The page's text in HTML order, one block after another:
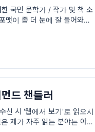
국민 문학가 / 작가 및 책 소
이 좀 더 눈에 잘 들어와요.
드 챈들러
신 시 '웹에서 보기'로 읽으시
제가 자주 읽는 분야는 아니